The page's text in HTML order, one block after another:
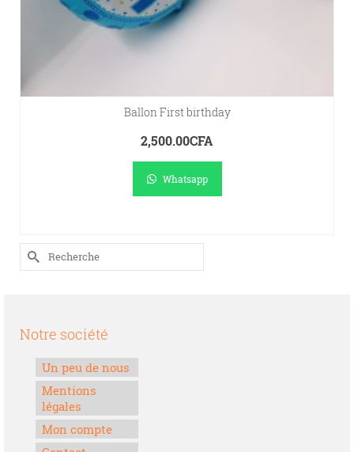
Ballon First birthday
2,500.00CFA
Whatsapp
Rechercher :
Notre société
Un peu de nous
Mentions
légales
Mon compte